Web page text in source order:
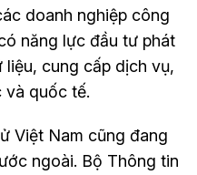
doanh nghiệp công
năng lực đầu tư phát
cung cấp dịch vụ,
và quốc tế.
Việt Nam cũng đang
ngoài. Bộ Thông tin